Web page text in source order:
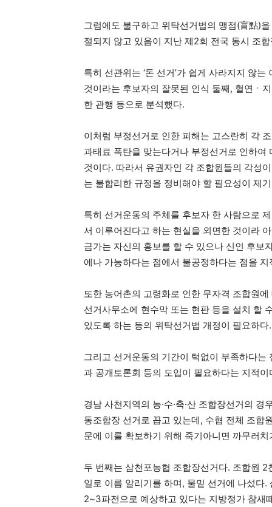
그럼에도 불구하고 위탁선거법의 맹점(盲點)
절되지 않고 있음이 지난 제2회 전국 동시 조
특히 선관위는 ‘돈 선거’가 쉽게 사라지지 않
것이라는 후보자의 잘못된 인식 둘째, 혈연ㆍ
한 관행 등으로 분석했다.
이처럼 부정선거로 인한 피해는 고스란히 각
과태료 폭탄을 맞는다거나 부정선거로 인하
것이다. 따라서 유권자인 각 조합원들의 각성
는 불합리한 규정을 정비해야 할 필요성이 제
특히 선거운동의 주체를 후보자 한 사람으로
서 이루어진다고 하는 현실을 외면한 것이라
금가는 자신의 홍보를 할 수 있으나 신인 후보
에나 가능하다는 점에서 불공정하다는 점을
또한 농어촌의 고령화로 인한 무자격 조합원
선거사무소에 현수막 또는 현판 등을 설치 할
있도록 하는 등의 위탁선거법 개정이 필요하다.
그리고 선거운동의 기간이 턱없이 부족하다
과 공개토론회 등의 도입이 필요하다는 지적이
경남 사천지역의 농·수·축·산 조합장선거의
동조합장 선거로 꼽고 있는데, 수협 전체 조
문에 이를 확보하기 위해 죽기아니면 까무러
두 번째는 삼천포농협 조합장선거다. 조합원
일로 이름 알리기를 하며, 물밑 선거에 나섰다
2~3파전으로 예상하고 있다는 지방정가 참새